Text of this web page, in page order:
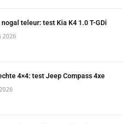
teleur: test Kia K4 1.0 T-GDi
2026
4×4: test Jeep Compass 4xe